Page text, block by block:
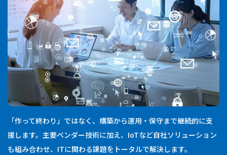
「作って終わり」ではなく、構築から運用・保守まで継続的に支
援します。主要ベンダー技術に加え、IoTなど自社ソリューション
も組み合わせ、ITに関わる課題をトータルで解決します。